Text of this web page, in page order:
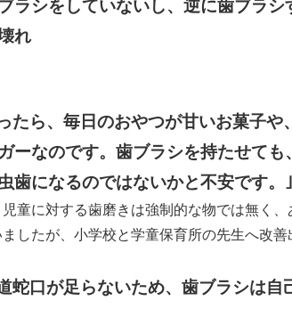
ラシをしていないし、逆に歯ブラシ
れ
たら、毎日のおやつが甘いお菓子や、
ーなのです。歯ブラシを持たせて
歯になるのではないかと不安です。｣
童に対する歯磨きは強制的な物では無く、
したが、小学校と学童保育所の先生へ改善
蛇口が足らないため、歯ブラシは自